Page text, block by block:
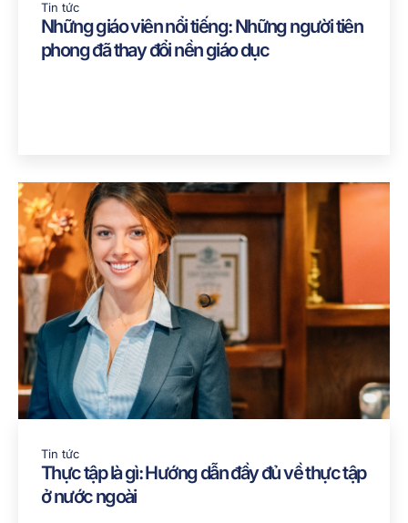
Tin tức
Những giáo viên nổi tiếng: Những người tiên
phong đã thay đổi nền giáo dục
Tin tức
Thực tập là gì: Hướng dẫn đầy đủ về thực tập
ở nước ngoài